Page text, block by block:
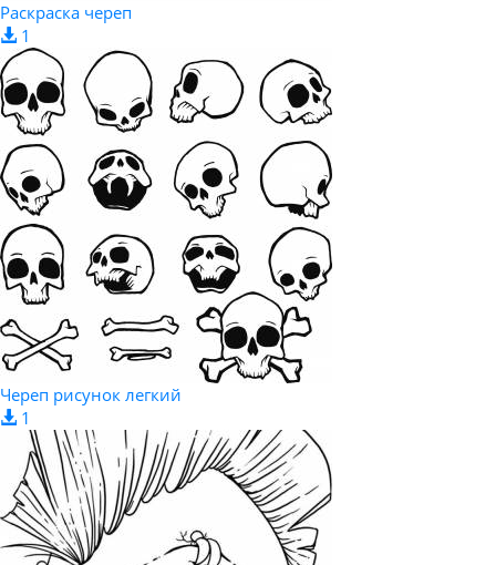
Раскраска череп
1
Череп рисунок легкий
1